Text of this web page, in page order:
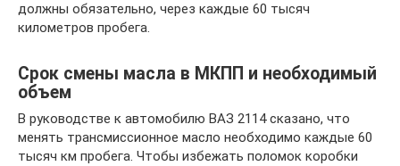
должны обязательно, через каждые 60 тысяч
километров пробега.
Срок смены масла в МКПП и необходимый
объем
В руководстве к автомобилю ВАЗ 2114 сказано, что
менять трансмиссионное масло необходимо каждые 60
тысяч км пробега. Чтобы избежать поломок коробки